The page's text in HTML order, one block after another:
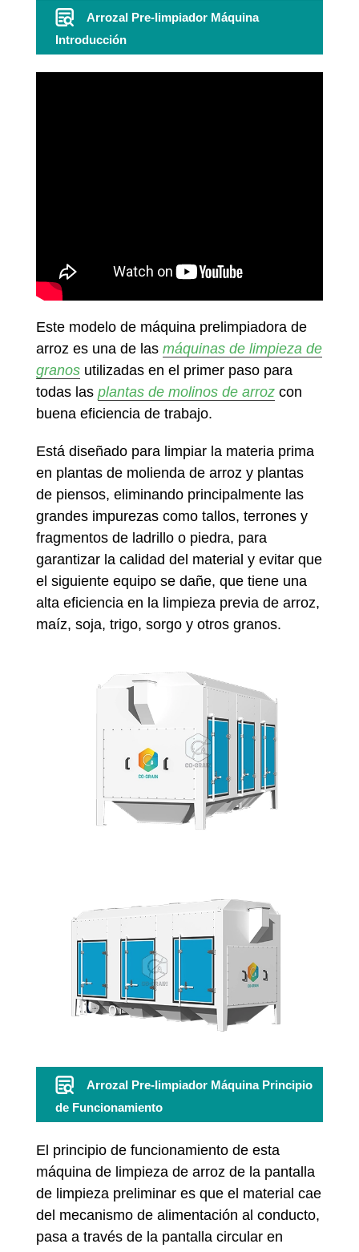
Arrozal Pre-limpiador Máquina
Introducción
Este modelo de máquina prelimpiadora de
arroz es una de las máquinas de limpieza de
granosutilizadas en el primer paso para
todas las plantas de molinos de arrozcon
buena eficiencia de trabajo.
Está diseñado para limpiar la materia prima
en plantas de molienda de arroz y plantas
de piensos, eliminando principalmente las
grandes impurezas como tallos, terrones y
fragmentos de ladrillo o piedra, para
garantizar la calidad del material y evitar que
el siguiente equipo se dañe, que tiene una
alta eficiencia en la limpieza previa de arroz,
maíz, soja, trigo, sorgo y otros granos.
Arrozal Pre-limpiador Máquina Principio
de Funcionamiento
El principio de funcionamiento de esta
máquina de limpieza de arroz de la pantalla
de limpieza preliminar es que el material cae
del mecanismo de alimentación al conducto,
pasa a través de la pantalla circular en